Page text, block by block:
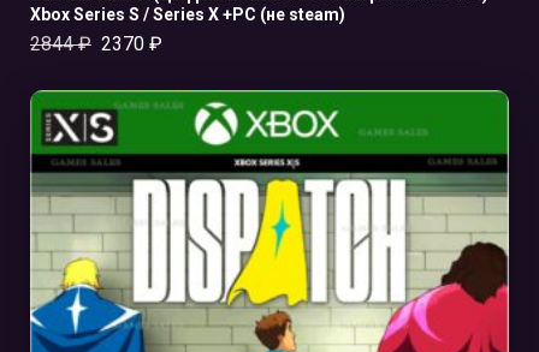
Xbox Series S / Series X +PC (не steam)
2844₽ 2370 ₽
В КОРЗИНУ